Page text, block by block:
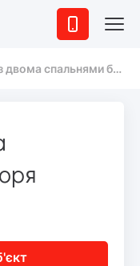
спальнями біля моря